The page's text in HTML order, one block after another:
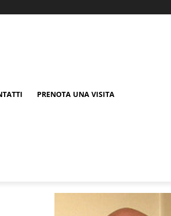
PRENOTA UNA VISITA